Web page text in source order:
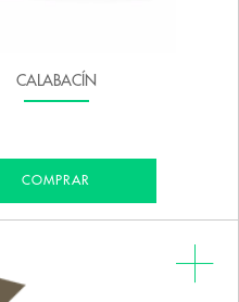
CALABACÍN
COMPRAR